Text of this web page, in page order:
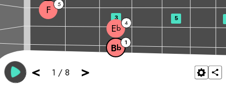
< 1 / 8 >
Bb 1
Eb 4
F 5
3 5